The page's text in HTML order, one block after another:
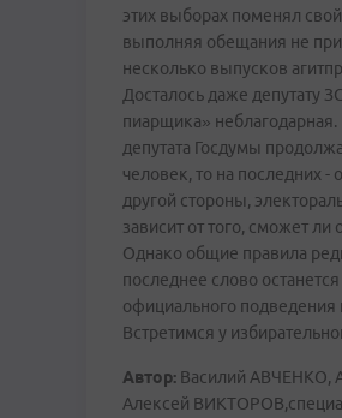
этих выборах поменял
выполняя обещания не
несколько выпусков
Досталось даже депутату
пиарщика» неблагодарная.
депутата Госдумы
человек, то на последних
другой стороны,
зависит от того, сможет ли
Однако общие правила
последнее слово
официального подведения
Встретимся у
Автор: Василий АВЧЕНКО,
Алексей